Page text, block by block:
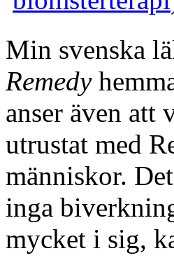
Min svenska
Remedy
anser även att
utrustat med
människor.
inga
mycket i sig,